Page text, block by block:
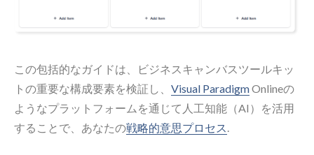
この包括的なガイドは、ビジネスキャンバスツールキッ
トの重要な構成要素を検証し、 Visual ParadigmOnlineの
ようなプラットフォームを通じて人工知能（AI）を活用
することで、あなたの戦略的意思プロセス.